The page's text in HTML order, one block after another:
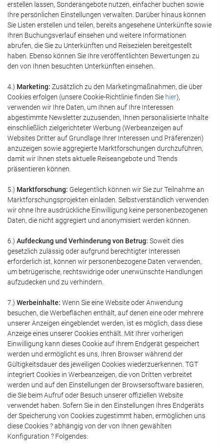
erstellen lassen, Sonderangebote nutzen, einfacher buchen sowie
Ihre persönlichen Einstellungen verwalten. Darüber hinaus können
Sie Listen erstellen und teilen, bereits angesehene Unterkünfte sowie
Ihren Buchungsverlauf einsehen und weitere Informationen
abrufen, die Sie zu Unterkünften und Reisezielen bereitgestellt
haben. Ebenso können Sie Ihre veröffentlichten Bewertungen zu
den von Ihnen besuchten Unterkünften einsehen.
4.) Marketing: Zusätzlich zu den Marketingmaßnahmen, die über
Cookies erfolgen (unsere Cookie-Richtlinie finden Sie hier),
verwenden wir Ihre Daten, um Ihnen auf Ihre Interessen
abgestimmte Newsletter zuzusenden, Ihnen personalisierte Inhalte
einschließlich zielgerichteter Werbung (Werbeanzeigen auf
Websites Dritter auf Grundlage Ihrer Interessen und Präferenzen)
anzuzeigen sowie aggregierte Marktforschungen durchzuführen,
damit wir Ihnen stets aktuelle Reiseangebote und Trends
präsentieren können.
5.) Marktforschung: Gelegentlich können wir Sie zur Teilnahme an
Marktforschungsprojekten einladen. Selbstverständlich verwenden
wir ohne Ihre ausdrückliche Einwilligung keine personenbezogenen
Daten, die nicht aggregiert und anonymisiert werden können.
6.) Aufdeckung und Verhinderung von Betrug: Soweit dies
gesetzlich zulässig oder aufgrund berechtigter Interessen
erforderlich ist, können wir personenbezogene Daten verwenden,
um betrügerische, rechtswidrige oder unerwünschte Handlungen
aufzudecken und zu verhindern.
7.) Werbeinhalte: Wenn Sie eine Website oder Anwendung
besuchen, die Werbeflächen enthält, auf denen eine oder mehrere
unserer Anzeigen eingeblendet werden, ist es möglich, dass diese
Anzeige eines unserer Cookies enthält. Mit Ihrer vorherigen
Einwilligung kann dieses Cookie auf Ihrem Endgerät gespeichert
werden und ermöglicht es uns, Ihren Browser während der
Gültigkeitsdauer des jeweiligen Cookies wiederzuerkennen. TGT
integriert Cookies in Werbeanzeigen, die von Dritten verbreitet
werden und auf den Einstellungen der Browsersoftware basieren,
die Sie beim Aufruf oder Besuch unserer offiziellen Website
verwendet haben. Sofern Sie in den Einstellungen Ihres Endgeräts
der Speicherung von Cookies zugestimmt haben, ermöglichen uns
diese Cookies ? abhängig von der von Ihnen gewählten
Konfiguration ? Folgendes: